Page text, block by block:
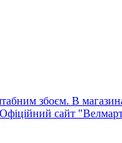
збоєм. В
сайт